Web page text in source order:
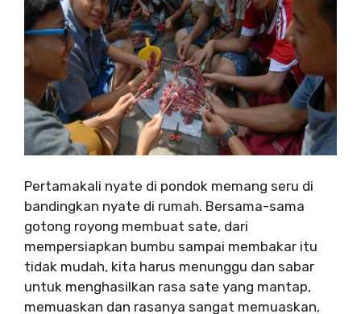
Pertamakali nyate di pondok memang seru di
bandingkan nyate di rumah. Bersama-sama
gotong royong membuat sate, dari
mempersiapkan bumbu sampai membakar itu
tidak mudah, kita harus menunggu dan sabar
untuk menghasilkan rasa sate yang mantap,
memuaskan dan rasanya sangat memuaskan,